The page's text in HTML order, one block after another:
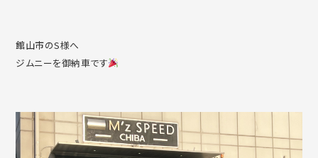
館山市のS様へ
ジムニーを御納車です